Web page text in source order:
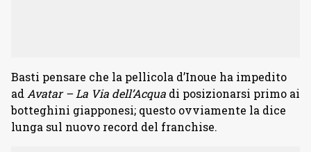
Basti pensare che la pellicola d’Inoue ha impedito
adAvatar – La Via dell’Acqua di posizionarsi primo ai
botteghini giapponesi; questo ovviamente la dice
lunga sul nuovo record del franchise.